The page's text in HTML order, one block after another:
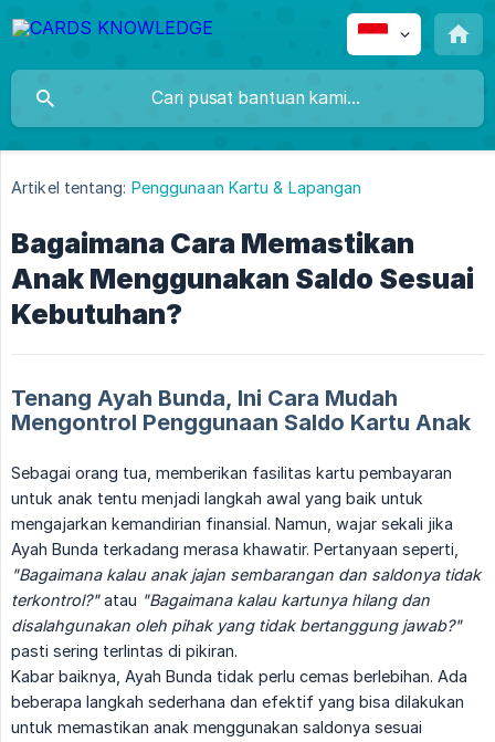
Artikel tentang: Penggunaan Kartu & Lapangan
Bagaimana Cara Memastikan
Anak Menggunakan Saldo Sesuai
Kebutuhan?
Tenang Ayah Bunda, Ini Cara Mudah
Mengontrol Penggunaan Saldo Kartu Anak
Sebagai orang tua, memberikan fasilitas kartu pembayaran
untuk anak tentu menjadi langkah awal yang baik untuk
mengajarkan kemandirian finansial. Namun, wajar sekali jika
Ayah Bunda terkadang merasa khawatir. Pertanyaan seperti,
"Bagaimana kalau anak jajan sembarangan dan saldonya tidak
terkontrol?"atau "Bagaimana kalau kartunya hilang dan
disalahgunakan oleh pihak yang tidak bertanggung jawab?"
pasti sering terlintas di pikiran.
Kabar baiknya, Ayah Bunda tidak perlu cemas berlebihan. Ada
beberapa langkah sederhana dan efektif yang bisa dilakukan
untuk memastikan anak menggunakan saldonya sesuai